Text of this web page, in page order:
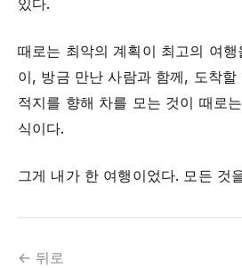
있다.
때로는 최악의 계획이 최고의 여
이, 방금 만난 사람과 함께, 도착
적지를 향해 차를 모는 것이 때로
식이다.
그게 내가 한 여행이었다. 모든 것
← 뒤로